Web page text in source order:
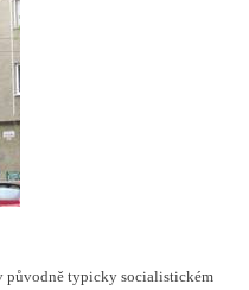
typicky socialistickém